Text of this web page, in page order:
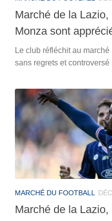
Marché de la
Monza sont
Le club réfléchit au
sans regrets et controversé
MARCHÉ DU FOOTBALL
Marché de la